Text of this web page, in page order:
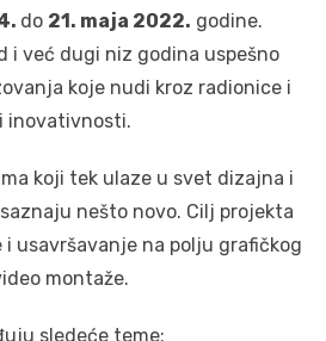
do 21. maja 2022. godine.
i već dugi niz godina uspešno
koje nudi kroz radionice i
inovativnosti.
koji tek ulaze u svet dizajna i
nešto novo. Cilj projekta
usavršavanje na polju grafičkog
montaže.
sledeće teme: